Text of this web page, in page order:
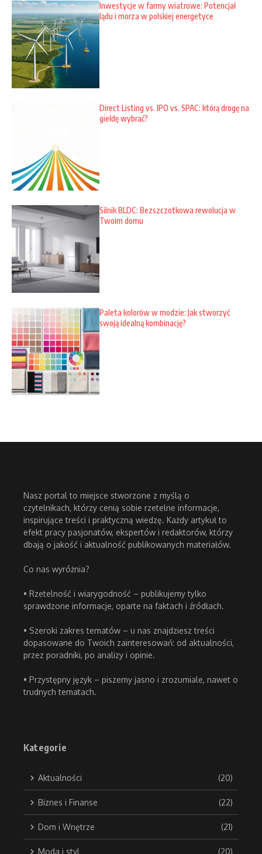
Inwestycje w farmy wiatrowe: Potencjał
lądu i morza w polskiej energetyce
Direct Listing vs. IPO vs. SPAC: którą drogę na
giełdę wybrać?
Silnik BLDC: Bezszczotkowa rewolucja w
Twoim domu
Paleta kolorów w modzie: Jak stworzyć
swoją idealną kombinację?
Nasz portal to miejsce stworzone z myślą o
czytelnikach, którzy cenią sobie rzetelne informacje,
inspirujące treści i praktyczną wiedzę. Każdy artykuł to
efekt pracy pasjonatów, ekspertów i redaktorów, którzy
dbają o jakość i aktualność publikowanych materiałów.
Co nas wyróżnia?
• Rzetelność i wiarygodność – publikujemy tylko
sprawdzone informacje, oparte na faktach i źródłach.
• Szeroki zakres tematów – u nas znajdziesz treści
dopasowane do Twoich zainteresowań: od aktualności,
przez poradniki, po analizy i opinie.
• Przystępny język – piszemy jasno i zrozumiale, nawet o
trudnych tematach.
Kategorie
Aktualności (20)
Biznes i Finanse (22)
Dom i Wnętrze (21)
Moda i styl (20)